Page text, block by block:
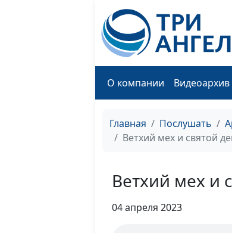
О компании Видеоархив
Главная Послушать
Ветхий мех и святой
Ветхий мех и
04 апреля 2023